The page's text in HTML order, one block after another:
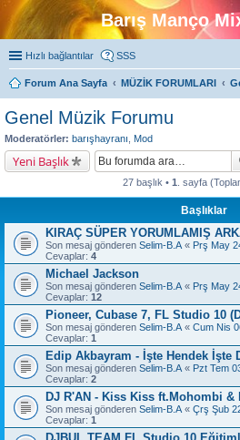
Barış Manço
Hızlı bağlantılar SSS
Forum Ana Sayfa MÜZİK FORUMLARI
Genel Müzik Forumu
Moderatörler: barışhayranı Mod
Yeni Başlık
27 başlık • 1 . sayfa
Başlıklar
KIRAÇ SÜPER YORUMLAMIŞ
Son mesaj gönderen Selim-B.A « Prş May
Cevaplar: 4
Michael Jackson
Son mesaj gönderen Selim-B.A « Prş May
Cevaplar: 12
Pioneer, Cubase 7, FL Studio 10
Son mesaj gönderen Selim-B.A « Cum Nis
Cevaplar: 1
Edip Akbayram - İşte Hendek İşte
Son mesaj gönderen Selim-B.A « Pzt Tem
Cevaplar: 2
DJ R'AN - Kiss Kiss ft.Mohombi
Son mesaj gönderen Selim-B.A « Çrş Şub
Cevaplar: 1
DJBUL TEAM FL Studio 10